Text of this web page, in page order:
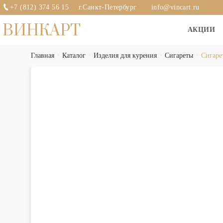
+7 (812) 374 56 15 г.Санкт-Петербург info@vincart.ru
ВИНКАРТ АКЦИИ
Главная Каталог Изделия для курения Сигареты